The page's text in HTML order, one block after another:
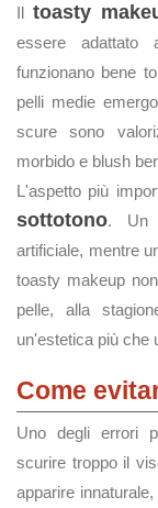
Il toasty
essere adattato
funzionano bene
pelli medie
scure sono
morbido e blush
L'aspetto più
sottotono. Un
artificiale, mentre
toasty makeup
pelle, alla
un'estetica più che
Come
Uno degli errori
scurire troppo il
apparire